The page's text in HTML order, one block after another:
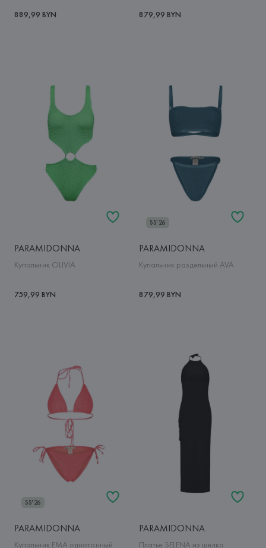
889,99 BYN 879,99 BYN
PARAMIDONNA
Купальник OLIVIA
759,99 BYN
SS'26
PARAMIDONNA
Купальник раздельный AVA
879,99 BYN
SS'26
PARAMIDONNA
Купальник EMA однотонный
PARAMIDONNA
Платье SELENA из шелка